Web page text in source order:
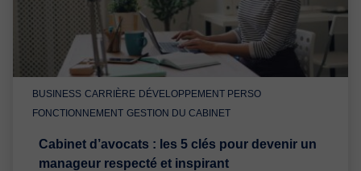
BUSINESS CARRIÈRE DÉVELOPPEMENT PERSO
FONCTIONNEMENT GESTION DU CABINET
Cabinet d’avocats : les 5 clés pour devenir un
manageur respecté et inspirant